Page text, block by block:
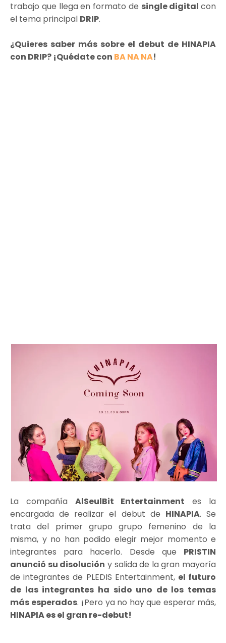
trabajo que llega en formato de single digital con
el tema principal DRIP.
¿Quieres saber más sobre el debut de HINAPIA
con DRIP? ¡Quédate con BA NA NA!
La compañía AlSeulBit Entertainment es la
encargada de realizar el debut de HINAPIA. Se
trata del primer grupo grupo femenino de la
misma, y no han podido elegir mejor momento e
integrantes para hacerlo. Desde que PRISTIN
anunció su disolución y salida de la gran mayoría
de integrantes de PLEDIS Entertainment, el futuro
de las integrantes ha sido uno de los temas
más esperados. ¡Pero ya no hay que esperar más,
HINAPIA es el gran re-debut!